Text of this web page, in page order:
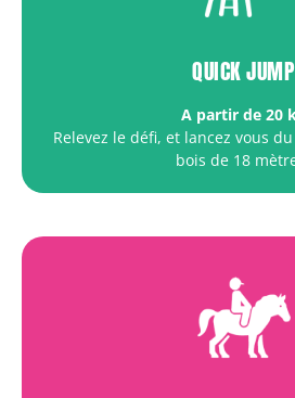
QUICK JUMP
A partir de 20
Relevez le défi, et lancez vous
bois de 18